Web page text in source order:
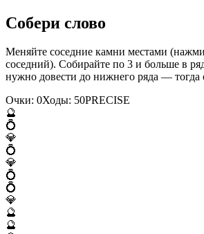
Собери слово
Меняйте соседние камни местами
соседний). Собирайте по 3 и больше в
нужно довести до нижнего ряда — тогда
Очки: 0Ходы: 50PRECISE
🔮
💍
💎
💍
💎
💍
💍
💎
🔮
🔮